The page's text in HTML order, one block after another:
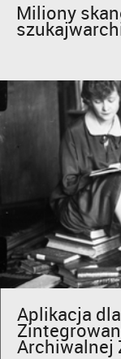
Miliony
Aplikacja
Archiwalnej